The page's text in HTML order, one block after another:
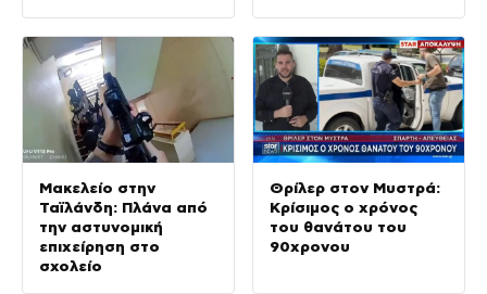
Μακελείο στην
Ταϊλάνδη: Πλάνα από
την αστυνομική
επιχείρηση στο
σχολείο
Θρίλερ στον Μυστρά:
Κρίσιμος ο χρόνος
του θανάτου του
90χρονου